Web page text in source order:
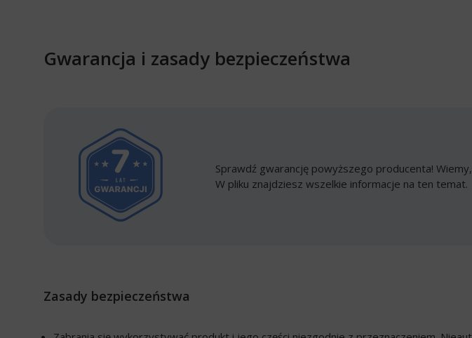
Gwarancja i zasady bezpieczeństwa
Sprawdź gwarancję powyższego producenta!
W pliku znajdziesz wszelkie informacje na ten temat.
Zasady bezpieczeństwa